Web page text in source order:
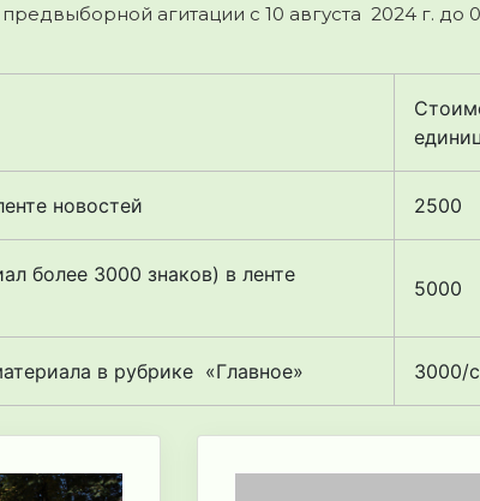
агитации с 10 августа 2024 г. до
новостей 2500
более 3000 знаков) в ленте
5000
в рубрике «Главное» 3000/